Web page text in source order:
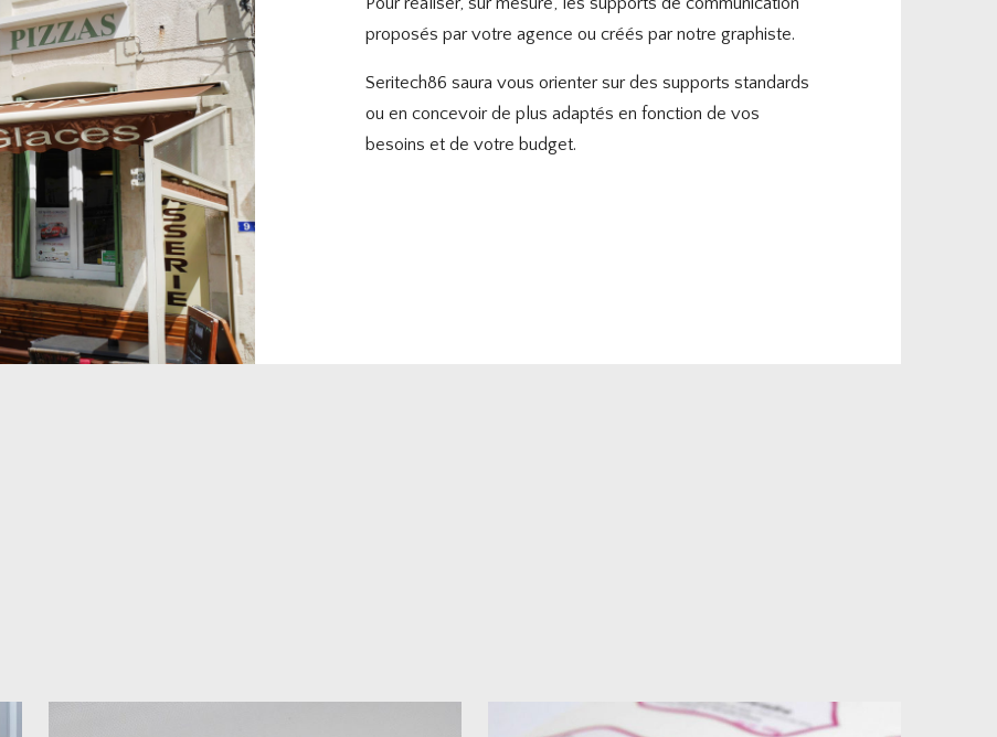
proposés par votre agence ou créés par notre graphiste.
Seritech86 saura vous orienter sur des supports standards
ou en concevoir de plus adaptés en fonction de vos
besoins et de votre budget.